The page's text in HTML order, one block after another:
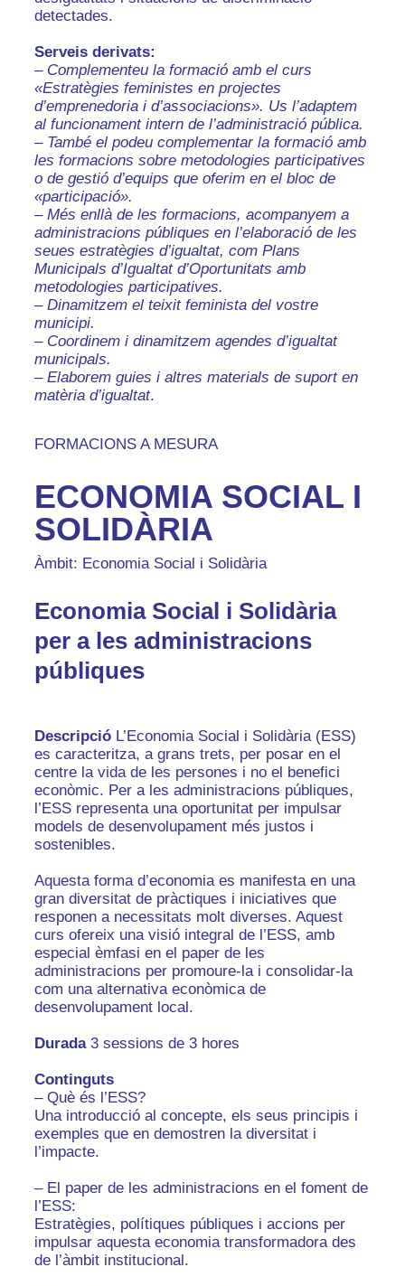
detectades.
Serveis derivats:
– Complementeu la formació amb el curs
«Estratègies feministes en projectes
d’emprenedoria i d’associacions». Us l’adaptem
al funcionament intern de l’administració pública.
– També el podeu complementar la formació amb
les formacions sobre metodologies participatives
o de gestió d’equips que oferim en el bloc de
«participació».
– Més enllà de les formacions, acompanyem a
administracions públiques en l’elaboració de les
seues estratègies d’igualtat, com Plans
Municipals d’Igualtat d’Oportunitats amb
metodologies participatives.
– Dinamitzem el teixit feminista del vostre
municipi.
– Coordinem i dinamitzem agendes d’igualtat
municipals.
– Elaborem guies i altres materials de suport en
matèria d’igualtat.
FORMACIONS A MESURA
ECONOMIA SOCIAL I
SOLIDÀRIA
Àmbit: Economia Social i Solidària
Economia Social i Solidària
per a les administracions
públiques
Descripció L’Economia Social i Solidària (ESS)
es caracteritza, a grans trets, per posar en el
centre la vida de les persones i no el benefici
econòmic. Per a les administracions públiques,
l’ESS representa una oportunitat per impulsar
models de desenvolupament més justos i
sostenibles.
Aquesta forma d’economia es manifesta en una
gran diversitat de pràctiques i iniciatives que
responen a necessitats molt diverses. Aquest
curs ofereix una visió integral de l’ESS, amb
especial èmfasi en el paper de les
administracions per promoure-la i consolidar-la
com una alternativa econòmica de
desenvolupament local.
Durada3 sessions de 3 hores
Continguts
– Què és l’ESS?
Una introducció al concepte, els seus principis i
exemples que en demostren la diversitat i
l’impacte.
– El paper de les administracions en el foment de
l’ESS:
Estratègies, polítiques públiques i accions per
impulsar aquesta economia transformadora des
de l’àmbit institucional.